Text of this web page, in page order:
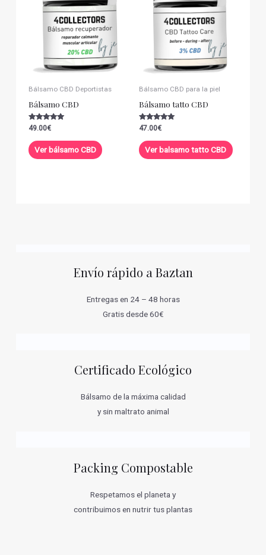
Bálsamo CBD Deportistas
Bálsamo CBD
Valorado con
de 5
49.00€
Ver bálsamo CBD
Bálsamo CBD para la piel
Bálsamo tatto CBD
Valorado con
de 5
47.00€
Ver balsamo tatto CBD
Envío rápido a Baztan
Entregas en 24 – 48 horas
Gratis desde 60€
Certificado Ecológico
Bálsamo de la máxima calidad
y sin maltrato animal
Packing Compostable
Respetamos el planeta y
contribuimos en nutrir tus plantas